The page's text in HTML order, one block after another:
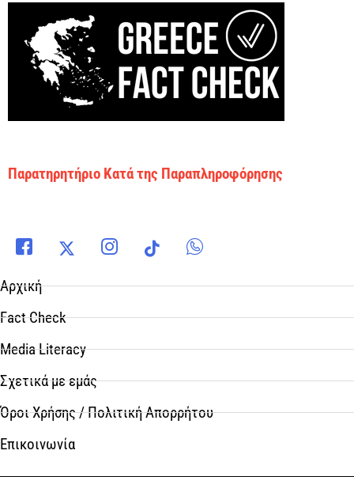
Παρατηρητήριο Κατά της Παραπληροφόρησης
Αρχική
Fact Check
Media Literacy
Σχετικά με εμάς
Όροι Χρήσης / Πολιτική Απορρήτου
Επικοινωνία